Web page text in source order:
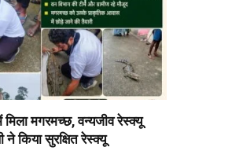
मगरमच्छ, वन्यजीव रेस्क्यू
ने किया सुरक्षित रेस्क्यू